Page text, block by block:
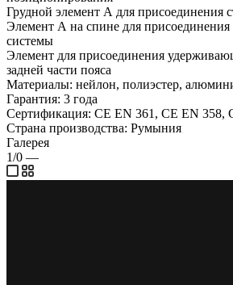
Грудной элемент А для присоединения
Элемент А на спине для присоединения
системы
Элемент для присоединения
задней части пояса
Материалы: нейлон, полиэстер,
Гарантия: 3 года
Сертификация: CE EN 361, CE EN 358,
Страна производства: Румыния
Галерея
1/0 —